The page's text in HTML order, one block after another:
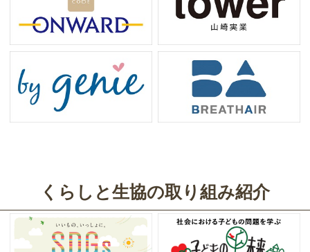
くらしと生協の取り組み紹介